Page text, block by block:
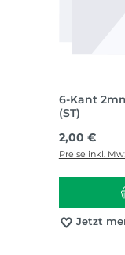
6-Kant
(ST)
Regulärer
2,00 €
Preise inkl.
Jetzt